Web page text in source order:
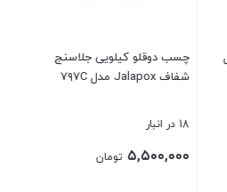
چسب دوقلو کیلویی جلاسنج
شفاف Jalapox مدل ۷۹۷C
18 در انبار
۵,۵۰۰,۰۰۰ تومان